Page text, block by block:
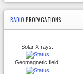
RADIO PROPAGATIONS
Solar X-rays:
Geomagnetic field: